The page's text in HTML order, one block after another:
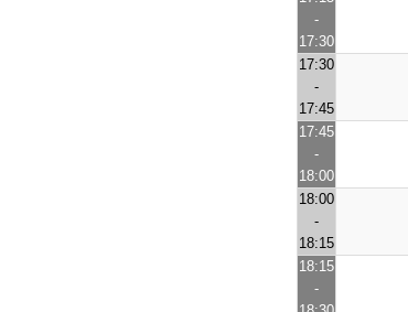
-
17:30
17:30
-
17:45
17:45
-
18:00
18:00
-
18:15
18:15
-